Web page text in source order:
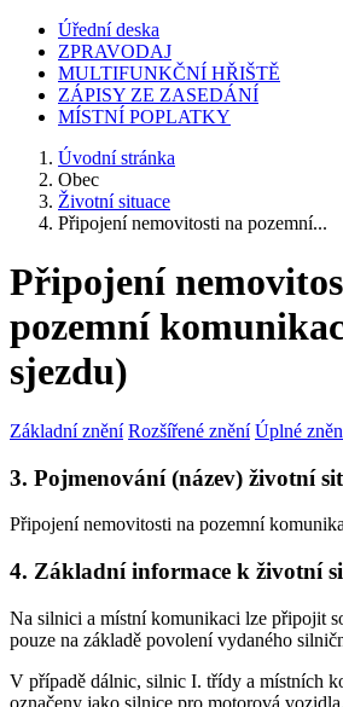
Úřední deska
ZPRAVODAJ
MULTIFUNKČNÍ HŘIŠTĚ
ZÁPISY ZE ZASEDÁNÍ
MÍSTNÍ POPLATKY
Úvodní stránka
Obec
Životní situace
Připojení nemovitosti na pozemní...
Připojení
pozemní
sjezdu)
Základní znění Rozšířené znění Úplné
3. Pojmenování (název) životní
Připojení nemovitosti na pozemní
4. Základní informace k životní
Na silnici a místní komunikaci lze připojit
pouze na základě povolení vydaného
V případě dálnic, silnic I. třídy a místních
označeny jako silnice pro motorová